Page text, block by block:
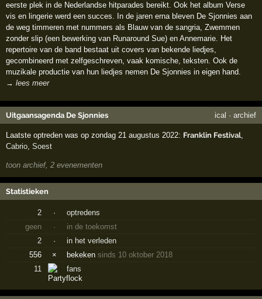
eerste plek in de Nederlandse hitparades bereikt. Ook het album Verse
vis en lingerie werd een succes. In de jaren erna bleven De Sjonnies aan
de weg timmeren met nummers als Blauw van de sangria, Zwemmen
zonder slip (een bewerking van Runaround Sue) en Annemarie. Het
repertoire van de band bestaat uit covers van bekende liedjes,
gecombineerd met zelfgeschreven, vaak komische, teksten. Ook de
muzikale productie van hun liedjes nemen De Sjonnies in eigen hand.
→ lees meer
Uitgaansagenda De Sjonnies ical · archief
Laatste optreden was op zondag 21 augustus 2022: Franklin Festival,
Cabrio,Soest
toon archief, 2 evenementen
Statistieken
2 ·
optredens
geen
·
in de toekomst
2
·
in het verleden
556
× bekekensinds 10 oktober 2018
11
fans